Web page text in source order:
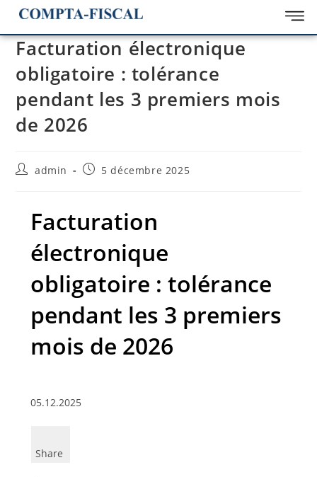
Facturation électronique
obligatoire : tolérance
pendant les 3 premiers mois
de 2026
admin 5 décembre 2025
Facturation
électronique
obligatoire : tolérance
pendant les 3 premiers
mois de 2026
05.12.2025
Share